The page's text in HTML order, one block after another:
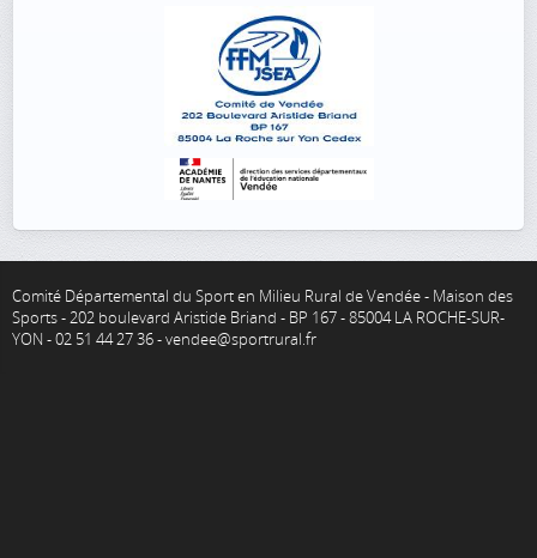
Comité Départemental du Sport en Milieu Rural de Vendée - Maison des
Sports - 202 boulevard Aristide Briand - BP 167 - 85004 LA ROCHE-SUR-
YON - 02 51 44 27 36 - vendee@sportrural.fr